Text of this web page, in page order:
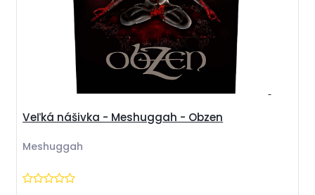
Veľká nášivka - Meshuggah - Obzen
Meshuggah